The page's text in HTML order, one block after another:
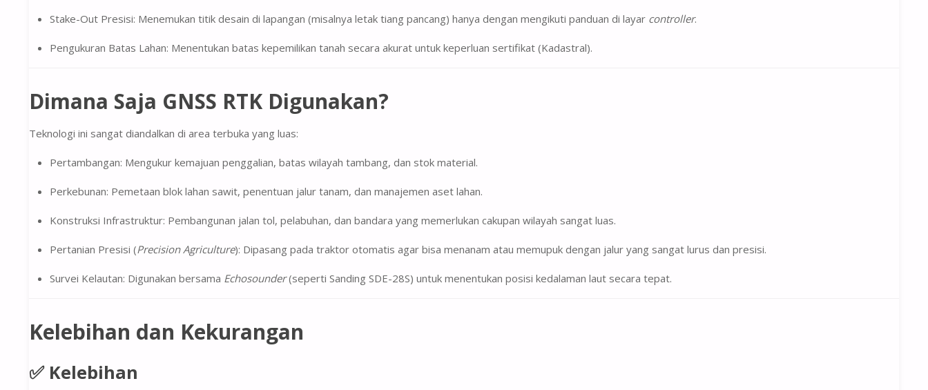
Stake-Out Presisi: Menemukan titik desain di lapangan (misalnya letak tiang pancang) hanya dengan mengikuti panduan di layar controller.
Pengukuran Batas Lahan: Menentukan batas kepemilikan tanah secara akurat untuk keperluan sertifikat (Kadastral).
Dimana Saja GNSS RTK Digunakan?
Teknologi ini sangat diandalkan di area terbuka yang luas:
Pertambangan: Mengukur kemajuan penggalian, batas wilayah tambang, dan stok material.
Perkebunan: Pemetaan blok lahan sawit, penentuan jalur tanam, dan manajemen aset lahan.
Konstruksi Infrastruktur: Pembangunan jalan tol, pelabuhan, dan bandara yang memerlukan cakupan wilayah sangat luas.
Pertanian Presisi (Precision Agriculture): Dipasang pada traktor otomatis agar bisa menanam atau memupuk dengan jalur yang sangat lurus dan presisi.
Survei Kelautan: Digunakan bersama Echosounder(seperti Sanding SDE-28S) untuk menentukan posisi kedalaman laut secara tepat.
Kelebihan dan Kekurangan
✅ Kelebihan